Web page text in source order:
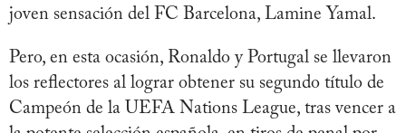
joven sensación del FC Barcelona, Lamine Yamal.
Pero, en esta ocasión, Ronaldo y Portugal se llevaron
los reflectores al lograr obtener su segundo título de
Campeón de la UEFA Nations League, tras vencer a